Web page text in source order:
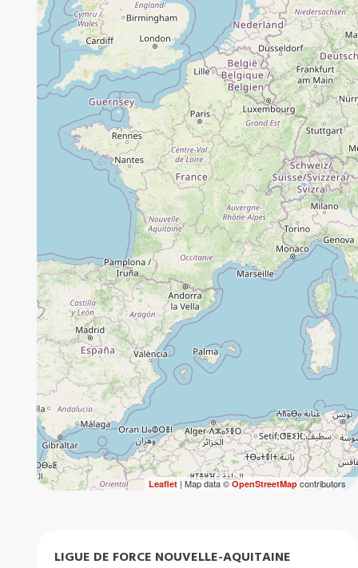
Leaflet| Map data ©OpenStreetMapcontributors
LIGUE DE FORCE NOUVELLE-AQUITAINE